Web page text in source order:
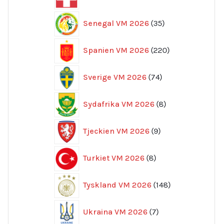
Senegal VM 2026 35
produkter
Spanien VM 2026 220
produkter
Sverige VM 2026 74
produkter
Sydafrika VM 2026 8
produkter
Tjeckien VM 2026 9
produkter
Turkiet VM 2026 8
produkter
Tyskland VM 2026 148
produkter
Ukraina VM 2026 7
produkter